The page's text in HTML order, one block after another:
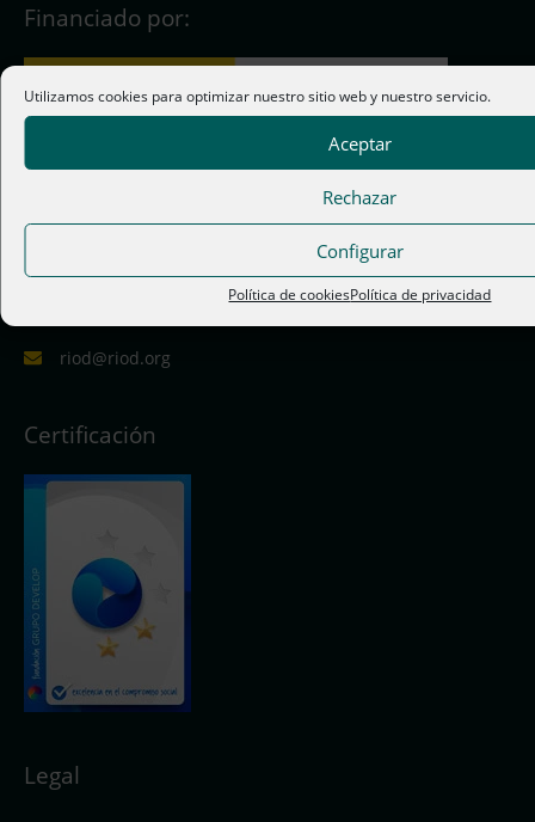
Utilizamos cookies para optimizar nuestro sitio web y nuestro servicio.
Aceptar
Rechazar
Configurar
Política de cookiesPolítica de privacidad
Financiado por:
C/ Cardenal Solís, 5 local 2 – 28012 Madrid
riod@riod.org
Certificación
Legal